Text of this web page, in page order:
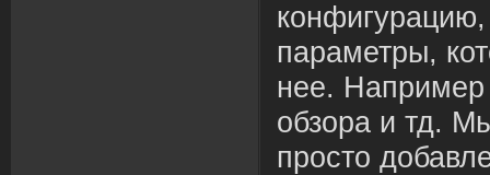
параметры,
нее. Например
обзора и тд.
просто